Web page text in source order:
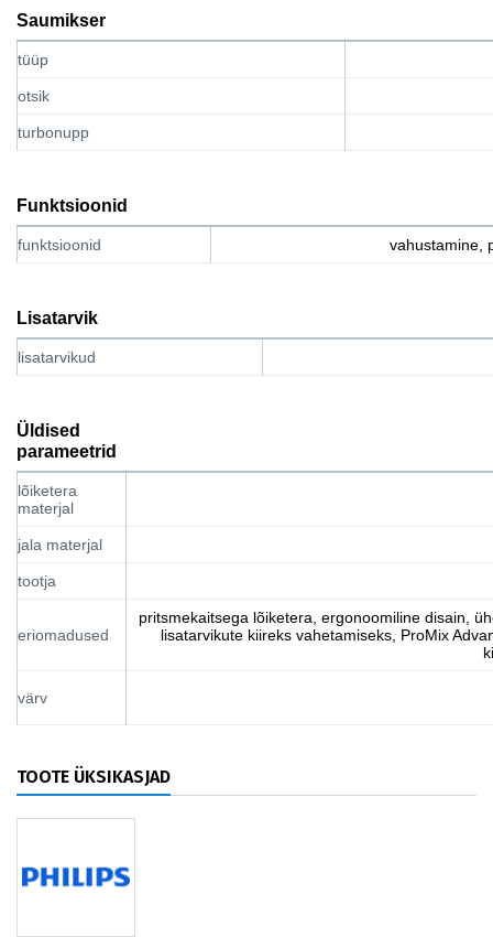
Saumikser
tüüp
otsik
turbonupp
Funktsioonid
funktsioonid vahustamine,
Lisatarvik
lisatarvikud
Üldised
parameetrid
lõiketera
materjal
jala materjal
tootja
eriomadused
pritsmekaitsega lõiketera, ergonoomiline disain,
lisatarvikute kiireks vahetamiseks, ProMix
värv
TOOTE ÜKSIKASJAD